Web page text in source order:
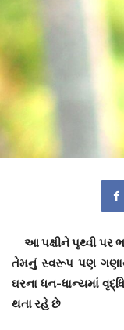
આ પક્ષીને પૃથ્વી પર
તેમનું સ્વરૂપ પણ ગણાય
ઘરના ધન-ધાન્યમાં
થતા રહે છે